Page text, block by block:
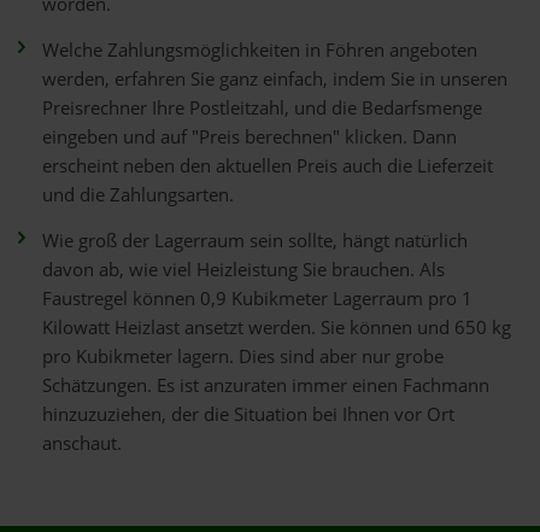
Welche Zahlungsmöglichkeiten in Föhren angeboten
werden, erfahren Sie ganz einfach, indem Sie in unseren
Preisrechner Ihre Postleitzahl, und die Bedarfsmenge
eingeben und auf "Preis berechnen" klicken. Dann
erscheint neben den aktuellen Preis auch die Lieferzeit
und die Zahlungsarten.
Wie groß der Lagerraum sein sollte, hängt natürlich
davon ab, wie viel Heizleistung Sie brauchen. Als
Faustregel können 0,9 Kubikmeter Lagerraum pro 1
Kilowatt Heizlast ansetzt werden. Sie können und 650 kg
pro Kubikmeter lagern. Dies sind aber nur grobe
Schätzungen. Es ist anzuraten immer einen Fachmann
hinzuzuziehen, der die Situation bei Ihnen vor Ort
anschaut.